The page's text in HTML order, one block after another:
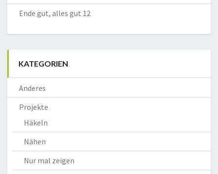
Ende gut, alles gut 12
KATEGORIEN
Anderes
Projekte
Häkeln
Nähen
Nur mal zeigen